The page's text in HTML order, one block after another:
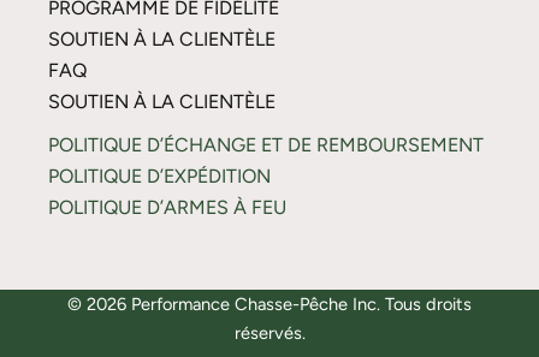
PROGRAMME DE FIDÉLITÉ
SOUTIEN À LA CLIENTÈLE
FAQ
SOUTIEN À LA CLIENTÈLE
POLITIQUE D’ÉCHANGE ET DE REMBOURSEMENT
POLITIQUE D’EXPÉDITION
POLITIQUE D’ARMES À FEU
© 2026 Performance Chasse-Pêche Inc. Tous droits
réservés.